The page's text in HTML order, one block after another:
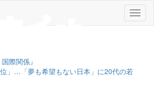
メ
ニ
際関係』
」…「夢も希望もない日本」に20代の若